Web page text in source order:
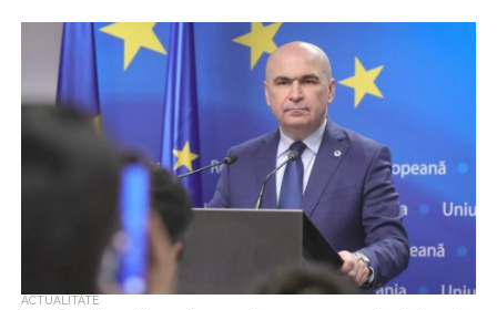
USR a depus din 2022 un proiect de lege care prevede că nu se
va mai închide nicio capacitate de producție a...
ACTUALITATE